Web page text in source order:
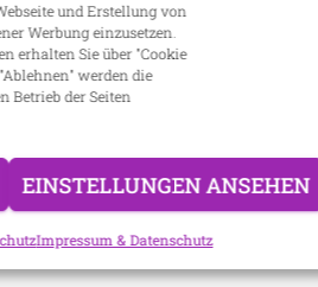
und Erstellung von
Werbung einzusetzen.
erhalten Sie über "Cookie
werden die
Betrieb der Seiten
EINSTELLUNGEN ANSEHEN
Impressum & Datenschutz
Den Ehefrauen
Ruhland und
ansprechend
und Rudi
Pfarrer Eder
und angenehme